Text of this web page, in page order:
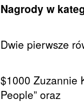
Nagrody w
Dwie pierwsze
$1000 Zuzannie
People” oraz